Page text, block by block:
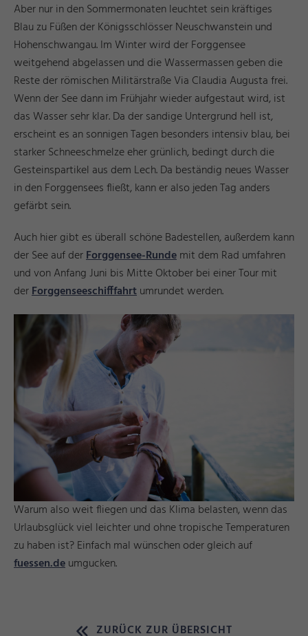
Aber nur in den Sommermonaten leuchtet sein kräftiges
Blau zu Füßen der Königsschlösser Neuschwanstein und
Hohenschwangau. Im Winter wird der Forggensee
weitgehend abgelassen und die Wassermassen geben die
Reste der römischen Militärstraße Via Claudia Augusta frei.
Wenn der See dann im Frühjahr wieder aufgestaut wird, ist
das Wasser sehr klar. Da der sandige Untergrund hell ist,
erscheint es an sonnigen Tagen besonders intensiv blau, bei
starker Schneeschmelze eher grünlich, bedingt durch die
Gesteinspartikel aus dem Lech. Da beständig neues Wasser
in den Forggensees fließt, kann er also jeden Tag anders
gefärbt sein.
Auch hier gibt es überall schöne Badestellen, außerdem kann
der See auf derForggensee-Rundemit dem Rad umfahren
und von Anfang Juni bis Mitte Oktober bei einer Tour mit
derForggenseeschifffahrtumrundet werden.
Warum also weit fliegen und das Klima belasten, wenn das
Urlaubsglück viel leichter und ohne tropische Temperaturen
zu haben ist? Einfach mal wünschen oder gleich auf
fuessen.deumgucken.
ZURÜCK ZUR ÜBERSICHT